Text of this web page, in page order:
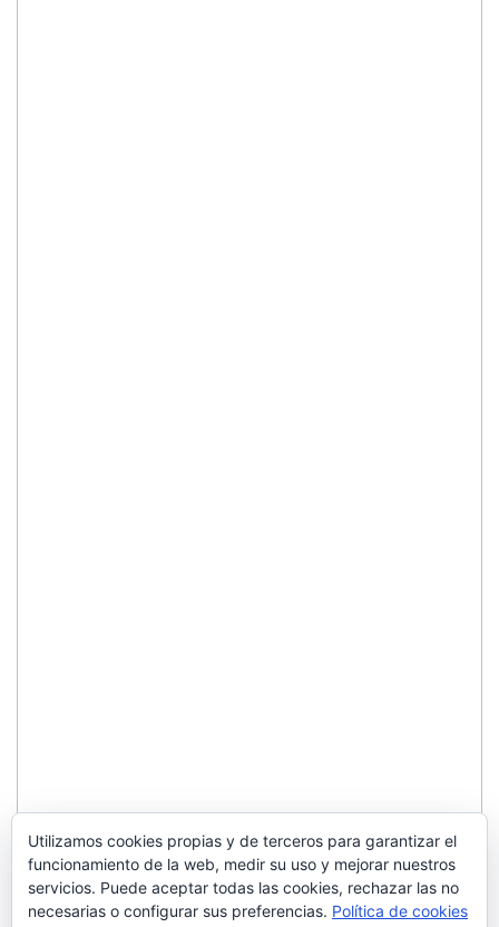
Utilizamos cookies propias y de terceros para garantizar el
funcionamiento de la web, medir su uso y mejorar nuestros
servicios. Puede aceptar todas las cookies, rechazar las no
necesarias o configurar sus preferencias. Política de cookies